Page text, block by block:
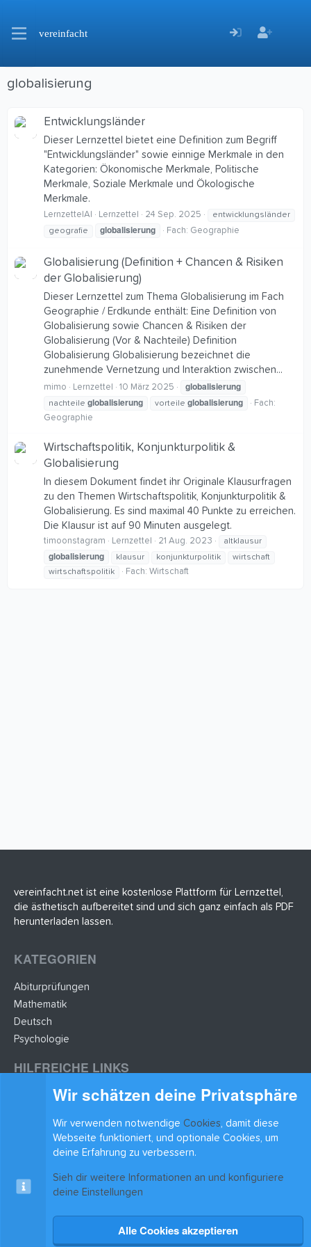
vereinfacht
globalisierung
Entwicklungsländer
Dieser Lernzettel bietet eine Definition zum Begriff
"Entwicklungsländer" sowie einnige Merkmale in den
Kategorien: Ökonomische Merkmale, Politische
Merkmale, Soziale Merkmale und Ökologische
Merkmale.
LernzettelAI Lernzettel 24 Sep. 2025
entwicklungsländer
geografie
globalisierung Fach: Geographie
Globalisierung (Definition + Chancen & Risiken
der Globalisierung)
Dieser Lernzettel zum Thema Globalisierung im Fach
Geographie / Erdkunde enthält: Eine Definition von
Globalisierung sowie Chancen & Risiken der
Globalisierung (Vor & Nachteile) Definition
Globalisierung Globalisierung bezeichnet die
zunehmende Vernetzung und Interaktion zwischen...
mimo Lernzettel 10 März 2025 globalisierung
nachteile globalisierung vorteile globalisierung
Fach:
Geographie
Wirtschaftspolitik, Konjunkturpolitik &
Globalisierung
In diesem Dokument findet ihr Originale Klausurfragen
zu den Themen Wirtschaftspolitik, Konjunkturpolitik &
Globalisierung. Es sind maximal 40 Punkte zu erreichen.
Die Klausur ist auf 90 Minuten ausgelegt.
timoonstagram Lernzettel 21 Aug. 2023 altklausur
globalisierung klausur konjunkturpolitik
wirtschaft
wirtschaftspolitik
Fach: Wirtschaft
vereinfacht.net ist eine kostenlose Plattform für Lernzettel,
die ästhetisch aufbereitet sind und sich ganz einfach als PDF
herunterladen lassen.
KATEGORIEN
Abiturprüfungen
Mathematik
Deutsch
Psychologie
HILFREICHE LINKS
Lernzettel hochladen
BLEIB AUF DEM LAUFENDEN
xenAwsome-GradientHeader
Kontakt
Nutzungsbedingungen
Datenschutz Hilfe & Support Start
Wir schätzen deine Privatsphäre
Wir verwenden notwendige Cookies, damit diese
Webseite funktioniert, und optionale Cookies, um
deine Erfahrung zu verbessern.
Sieh dir weitere Informationen an und konfiguriere
deine Einstellungen
Alle Cookies akzeptieren